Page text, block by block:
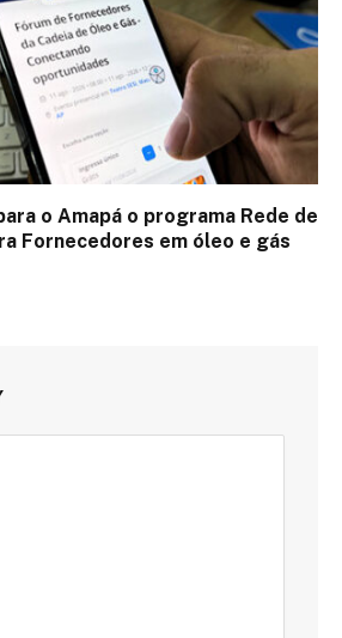
o Amapá o programa Rede de
Fornecedores em óleo e gás